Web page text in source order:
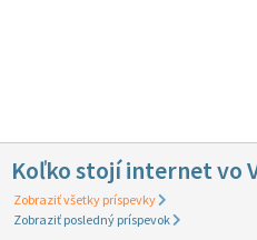
Koľko stojí internet vo
Zobraziť všetky príspevky
Zobraziť posledný príspevok